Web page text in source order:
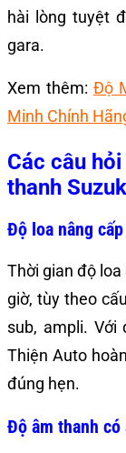
hài lòng tuyệt
gara.
Xem thêm: Độ
Minh Chính
Các câu
thanh
Độ loa nâng
Thời gian độ
giờ, tùy theo
sub, ampli. Với
Thiện Auto
đúng hẹn.
Độ âm thanh có